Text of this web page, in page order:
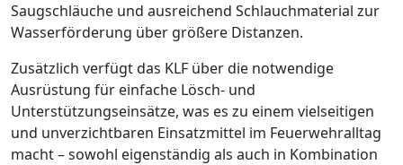
Saugschläuche und ausreichend Schlauchmaterial zur
Wasserförderung über größere Distanzen.
Zusätzlich verfügt das KLF über die notwendige
Ausrüstung für einfache Lösch- und
Unterstützungseinsätze, was es zu einem vielseitigen
und unverzichtbaren Einsatzmittel im Feuerwehralltag
macht – sowohl eigenständig als auch in Kombination